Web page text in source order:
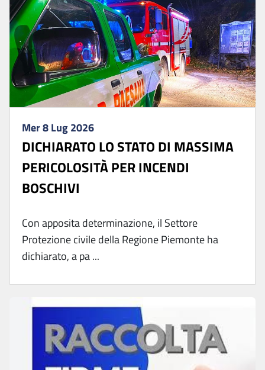
Mer 8 Lug 2026
DICHIARATO LO STATO DI MASSIMA
PERICOLOSITÀ PER INCENDI
BOSCHIVI
Con apposita determinazione, il Settore
Protezione civile della Regione Piemonte ha
dichiarato, a pa ...